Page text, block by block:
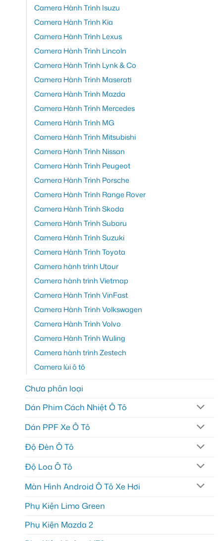
Camera Hành Trình Isuzu
Camera Hành Trình Kia
Camera Hành Trình Lexus
Camera Hành Trình Lincoln
Camera Hành Trình Lynk & Co
Camera Hành Trình Maserati
Camera Hành Trình Mazda
Camera Hành Trình Mercedes
Camera Hành Trình MG
Camera Hành Trình Mitsubishi
Camera Hành Trình Nissan
Camera Hành Trình Peugeot
Camera Hành Trình Porsche
Camera Hành Trình Range Rover
Camera Hành Trình Skoda
Camera Hành Trình Subaru
Camera Hành Trình Suzuki
Camera Hành Trình Toyota
Camera hành trình Utour
Camera hành trình Vietmap
Camera Hành Trình VinFast
Camera Hành Trình Volkswagen
Camera Hành Trình Volvo
Camera Hành Trình Wuling
Camera hành trình Zestech
Camera lùi ô tô
Chưa phân loại
Dán Phim Cách Nhiệt Ô Tô
Dán PPF Xe Ô Tô
Độ Đèn Ô Tô
Độ Loa Ô Tô
Màn Hình Android Ô Tô Xe Hơi
Phụ Kiện Limo Green
Phụ Kiện Mazda 2